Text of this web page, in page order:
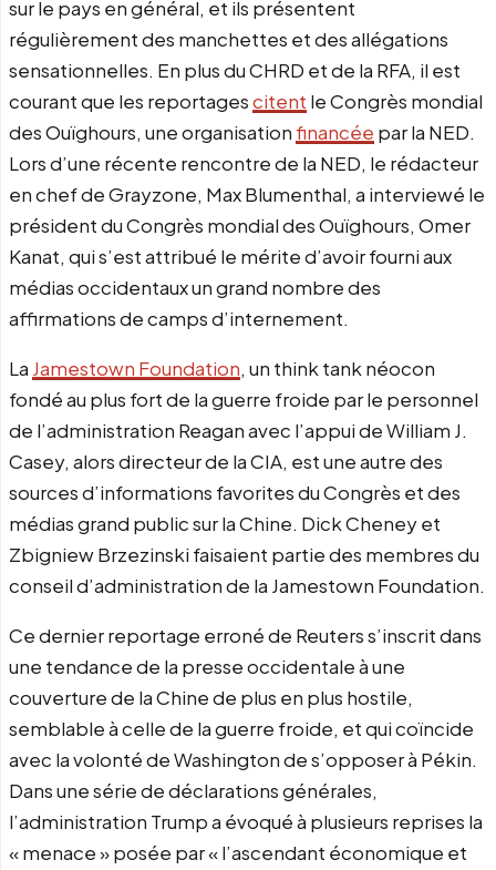
sur le pays en général, et ils présentent
régulièrement des manchettes et des allégations
sensationnelles. En plus du CHRD et de la RFA, il est
courant que les reportagescitent le Congrès mondial
des Ouïghours, une organisation financée par la NED.
Lors d’une récente rencontre de la NED, le rédacteur
en chef de Grayzone, Max Blumenthal, a interviewé le
président du Congrès mondial des Ouïghours, Omer
Kanat, qui s’est attribué le mérite d’avoir fourni aux
médias occidentaux un grand nombre des
affirmations de camps d’internement.
La Jamestown Foundation, un think tank néocon
fondé au plus fort de la guerre froide par le personnel
de l’administration Reagan avec l’appui de William J.
Casey, alors directeur de la CIA, est une autre des
sources d’informations favorites du Congrès et des
médias grand public sur la Chine. Dick Cheney et
Zbigniew Brzezinski faisaient partie des membres du
conseil d’administration de la Jamestown Foundation.
Ce dernier reportage erroné de Reuters s’inscrit dans
une tendance de la presse occidentale à une
couverture de la Chine de plus en plus hostile,
semblable à celle de la guerre froide, et qui coïncide
avec la volonté de Washington de s’opposer à Pékin.
Dans une série de déclarations générales,
l’administration Trump a évoqué à plusieurs reprises la
« menace » posée par « l’ascendant économique et